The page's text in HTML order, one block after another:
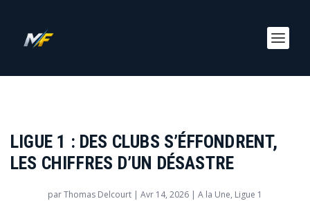
LIGUE 1 : DES CLUBS S’ÉFFONDRENT,
LES CHIFFRES D’UN DÉSASTRE
parThomas Delcourt | Avr 14, 2026 | A la Une, Ligue 1